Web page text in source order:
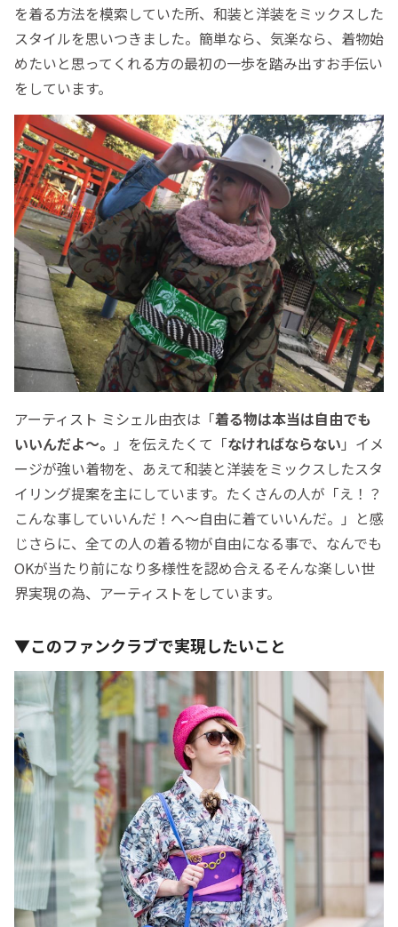
を着る方法を模索していた所、和装と洋装をミックスした
スタイルを思いつきました。簡単なら、気楽なら、着物始
めたいと思ってくれる方の最初の一歩を踏み出すお手伝い
をしています。
アーティスト ミシェル由衣は「着る物は本当は自由でも
いいんだよ〜。 」を伝えたくて「なければならない 」イメ
ージが強い着物を、あえて和装と洋装をミックスしたスタ
イリング提案を主にしています。たくさんの人が「え！？
こんな事していいんだ！へ〜自由に着ていいんだ。」と感
じさらに、全ての人の着る物が自由になる事で、なんでも
OKが当たり前になり多様性を認め合えるそんな楽しい世
界実現の為、アーティストをしています。
▼このファンクラブで実現したいこと